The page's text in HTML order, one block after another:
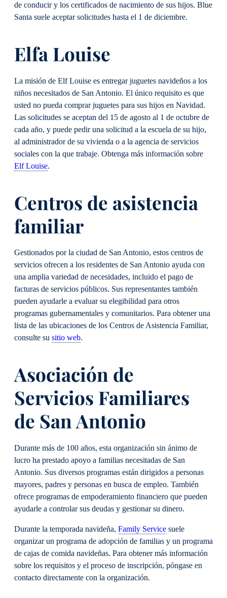
de conducir y los certificados de nacimiento de sus hijos. Blue
Santa suele aceptar solicitudes hasta el 1 de diciembre.
Elfa Louise
La misión de Elf Louise es entregar juguetes navideños a los
niños necesitados de San Antonio. El único requisito es que
usted no pueda comprar juguetes para sus hijos en Navidad.
Las solicitudes se aceptan del 15 de agosto al 1 de octubre de
cada año, y puede pedir una solicitud a la escuela de su hijo,
al administrador de su vivienda o a la agencia de servicios
sociales con la que trabaje. Obtenga más información sobre
Elf Louise.
Centros de asistencia
familiar
Gestionados por la ciudad de San Antonio, estos centros de
servicios ofrecen a los residentes de San Antonio ayuda con
una amplia variedad de necesidades, incluido el pago de
facturas de servicios públicos. Sus representantes también
pueden ayudarle a evaluar su elegibilidad para otros
programas gubernamentales y comunitarios. Para obtener una
lista de las ubicaciones de los Centros de Asistencia Familiar,
consulte su sitio web.
Asociación de
Servicios Familiares
de San Antonio
Durante más de 100 años, esta organización sin ánimo de
lucro ha prestado apoyo a familias necesitadas de San
Antonio. Sus diversos programas están dirigidos a personas
mayores, padres y personas en busca de empleo. También
ofrece programas de empoderamiento financiero que pueden
ayudarle a controlar sus deudas y gestionar su dinero.
Durante la temporada navideña, Family Service suele
organizar un programa de adopción de familias y un programa
de cajas de comida navideñas. Para obtener más información
sobre los requisitos y el proceso de inscripción, póngase en
contacto directamente con la organización.